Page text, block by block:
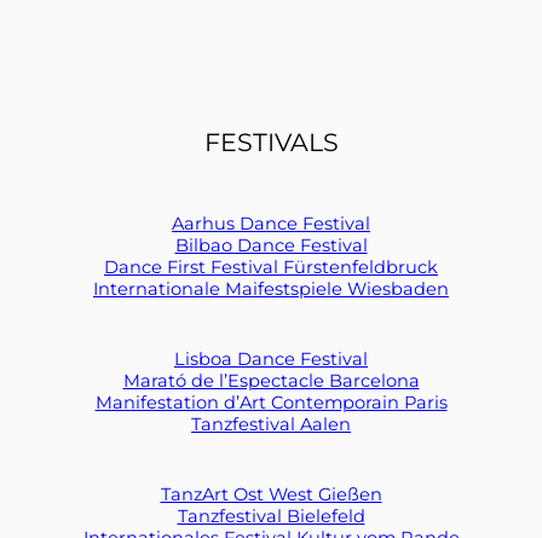
FESTIVALS
Aarhus Dance Festival
Bilbao Dance Festival
Dance First Festival Fürstenfeldbruck
Internationale Maifestspiele Wiesbaden
Lisboa Dance Festival
Marató de l’Espectacle Barcelona
Manifestation d’Art Contemporain Paris
Tanzfestival Aalen
TanzArt Ost West Gießen
Tanzfestival Bielefeld